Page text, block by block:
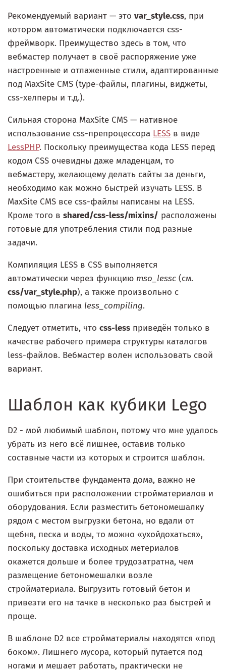
Рекомендуемый вариант — это var_style.css, при
котором автоматически подключается css-
фреймворк. Преимущество здесь в том, что
вебмастер получает в своё распоряжение уже
настроенные и отлаженные стили, адаптированные
под MaxSite CMS (type-файлы, плагины, виджеты,
css-хелперы и т.д.).
Сильная сторона MaxSite CMS — нативное
использование css-препроцессора LESS в виде
LessPHP. Поскольку преимущества кода LESS перед
кодом CSS очевидны даже младенцам, то
вебмастеру, желающему делать сайты за деньги,
необходимо как можно быстрей изучать LESS. В
MaxSite CMS все css-файлы написаны на LESS.
Кроме того в shared/css-less/mixins/ расположены
готовые для употребления стили под разные
задачи.
Компиляция LESS в CSS выполняется
автоматически через функцию mso_lessc (см.
css/var_style.php), а также произвольно с
помощью плагина less_compiling.
Следует отметить, что css-less приведён только в
качестве рабочего примера структуры каталогов
less-файлов. Вебмастер волен использовать свой
вариант.
Шаблон как кубики Lego
D2 - мой любимый шаблон, потому что мне удалось
убрать из него всё лишнее, оставив только
составные части из которых и строится шаблон.
При стоительстве фундамента дома, важно не
ошибиться при расположении стройматериалов и
оборудования. Если разместить бетономешалку
рядом с местом выгрузки бетона, но вдали от
щебня, песка и воды, то можно «ухойдохаться»,
поскольку доставка исходных метериалов
окажется дольше и более трудозатратна, чем
размещение бетономешалки возле
стройматериала. Выгрузить готовый бетон и
привезти его на тачке в несколько раз быстрей и
проще.
В шаблоне D2 все стройматериалы находятся «под
боком». Лишнего мусора, который путается под
ногами и мешает работать, практически не